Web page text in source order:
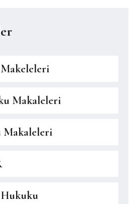
Makaleleri
Makaleleri